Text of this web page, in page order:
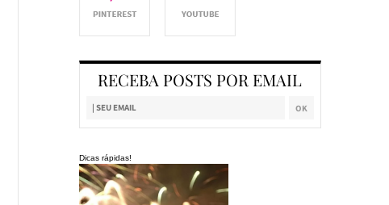
RECEBA POSTS POR EMAIL
Dicas rápidas!